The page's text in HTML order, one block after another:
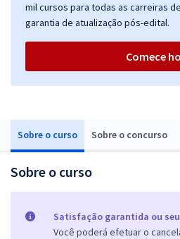
Sobre o curso Sobre o concurso
Sobre o curso
Satisfação garantida ou
Você poderá efetuar o
mil cursos para todas as carreiras
garantia de atualização pós-edital.
Comece